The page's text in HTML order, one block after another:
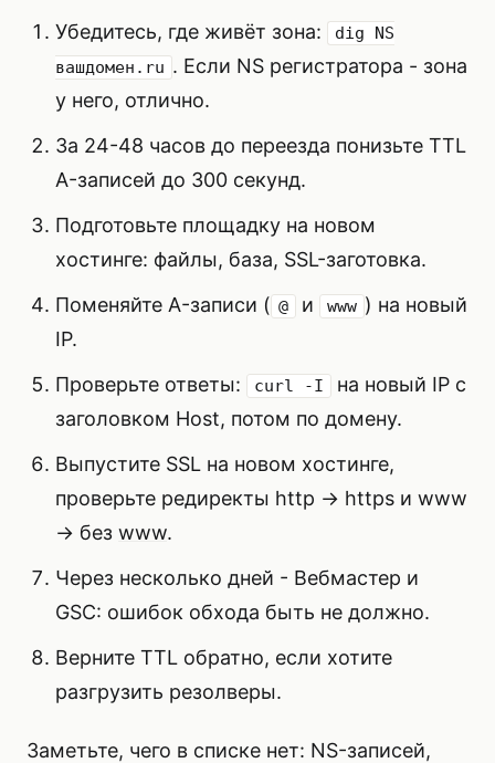
Убедитесь, где живёт зона:
dig NS
вашдомен.ru . Если NS регистратора - зона
у него, отлично.
За 24-48 часов до переезда понизьте TTL
A-записей до 300 секунд.
Подготовьте площадку на новом
хостинге: файлы, база, SSL-заготовка.
Поменяйте A-записи ( @ и www ) на новый
IP.
Проверьте ответы:
curl -I
на новый IP с
заголовком Host, потом по домену.
Выпустите SSL на новом хостинге,
проверьте редиректы http → https и www
→ без www.
Через несколько дней - Вебмастер и
GSC: ошибок обхода быть не должно.
Верните TTL обратно, если хотите
разгрузить резолверы.
Заметьте, чего в списке нет: NS-записей,